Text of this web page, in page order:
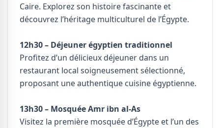
Caire. Explorez son histoire fascinante et
découvrez l’héritage multiculturel de l’Égypte.
12h30 – Déjeuner égyptien traditionnel
Profitez d’un délicieux déjeuner dans un
restaurant local soigneusement sélectionné,
proposant une authentique cuisine égyptienne.
13h30 – Mosquée Amr ibn al-As
Visitez la première mosquée d’Égypte et l’un des